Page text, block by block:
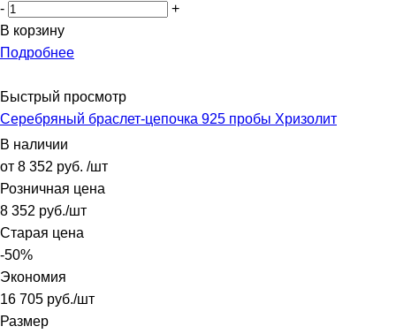
-
+
В корзину
Подробнее
Быстрый просмотр
Серебряный браслет-цепочка 925 пробы Хризолит
В наличии
от 8 352 руб. /шт
Розничная цена
8 352 руб./шт
Старая цена
-50%
Экономия
16 705 руб./шт
Размер